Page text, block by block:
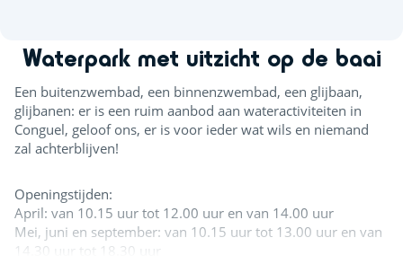
Waterpark met uitzicht op de baai
Een buitenzwembad, een binnenzwembad, een glijbaan,
glijbanen: er is een ruim aanbod aan wateractiviteiten in
Conguel, geloof ons, er is voor ieder wat wils en niemand
zal achterblijven!
Openingstijden:
April: van 10.15 uur tot 12.00 uur en van 14.00 uur
Mei, juni en september: van 10.15 uur tot 13.00 uur en van
14.30 uur tot 18.30 uur